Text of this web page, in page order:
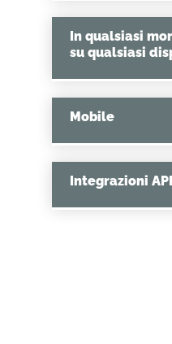
In qualsiasi
su qualsiasi
Mobile
Integrazioni API